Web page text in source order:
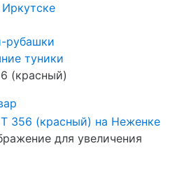
рубашки
туники
(красный)
для увеличения